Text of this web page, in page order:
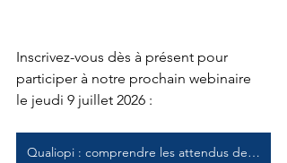
Inscrivez-vous dès à présent pour
participer à notre prochain webinaire
le jeudi 9 juillet 2026 :
Qualiopi : comprendre les attendus de l’audit sans “surdocumentation”